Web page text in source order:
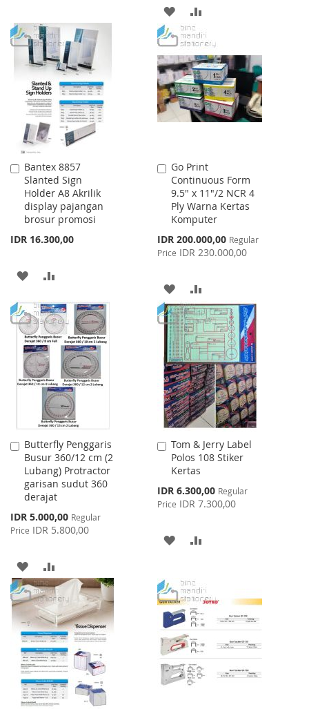
WISH
LIST
COMPARE
ADD
TO
WISH
LIST
TO
COMPARE
Bantex 8857
Slanted Sign
Holder A8 Akrilik
display pajangan
brosur promosi
IDR 16.300,00
Add
to
Cart
ADD
TO
WISH
LIST
COMPARE
Go Print
Continuous Form
9.5" x 11"/2 NCR 4
Ply Warna Kertas
Komputer
Special
Price
IDR 200.000,00 Regular
Price IDR 230.000,00
Add
to
Cart
ADD
TO
WISH
LIST
TO
COMPARE
Butterfly Penggaris
Busur 360/12 cm (2
Lubang) Protractor
garisan sudut 360
derajat
Special
Price
IDR 5.000,00 Regular
Price IDR 5.800,00
Add
to
Cart
ADD
TO
WISH
LIST
TO
COMPARE
Tom & Jerry Label
Polos 108 Stiker
Kertas
Special
Price
IDR 6.300,00 Regular
Price IDR 7.300,00
Add
to
Cart
ADD
WISH
LIST
COMPARE